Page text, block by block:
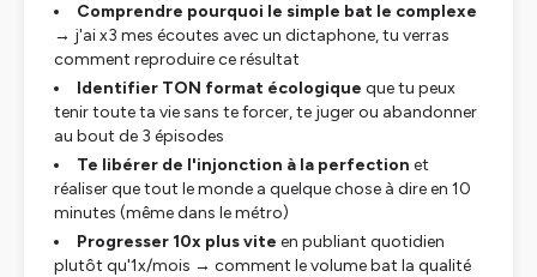
Comprendre pourquoi le simple bat le complexe
→ j'ai x3 mes écoutes avec un dictaphone, tu verras
comment reproduire ce résultat
Identifier TON format écologique que tu peux
tenir toute ta vie sans te forcer, te juger ou abandonner
au bout de 3 épisodes
Te libérer de l'injonction à la perfection et
réaliser que tout le monde a quelque chose à dire en 10
minutes (même dans le métro)
Progresser 10x plus vite en publiant quotidien
plutôt qu'1x/mois → comment le volume bat la qualité